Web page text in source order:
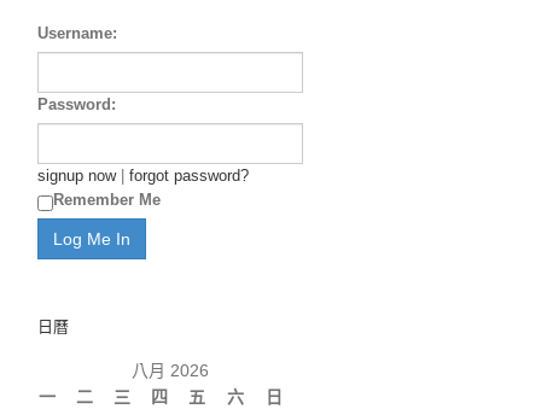
Username:
Password:
signup now| forgot password?
Remember Me
日曆
八月 2026
一
二 三 四 五 六 日